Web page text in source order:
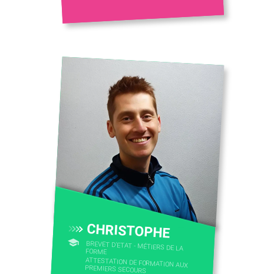
CHRISTOPHE
BREVET D'ETAT - MÉTIERS DE LA
FORME
ATTESTATION DE FORMATION AUX
PREMIERS SECOURS